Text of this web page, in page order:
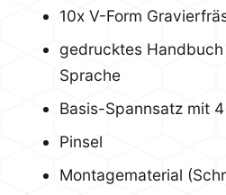
10x V-Form
gedrucktes
Sprache
Basis-Spannsatz mit
Pinsel
Montagematerial